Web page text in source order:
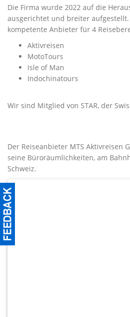
Die Firma wurde 2022 auf die
ausgerichtet und breiter
kompetente Anbieter für 4
Aktivreisen
MotoTours
Isle of Man
Indochinatours
Wir sind Mitglied von STAR, der
Der Reiseanbieter MTS Aktivreisen
seine Büroräumlichkeiten, am
Schweiz.